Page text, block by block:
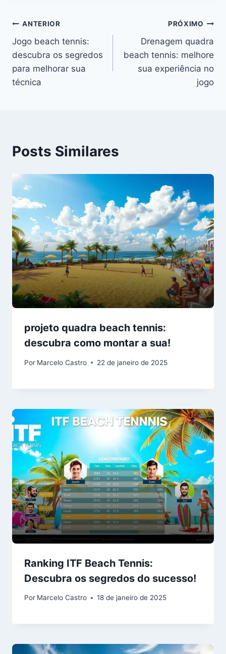
Navegação
de
Post
ANTERIOR
Jogo beach tennis:
descubra os segredos
para melhorar sua
técnica
PRÓXIMO
Drenagem quadra
beach tennis: melhore
sua experiência no
jogo
Posts Similares
projeto quadra beach tennis:
descubra como montar a sua!
Por Marcelo Castro 22 de janeiro de 2025
Ranking ITF Beach Tennis:
Descubra os segredos do sucesso!
Por Marcelo Castro 18 de janeiro de 2025